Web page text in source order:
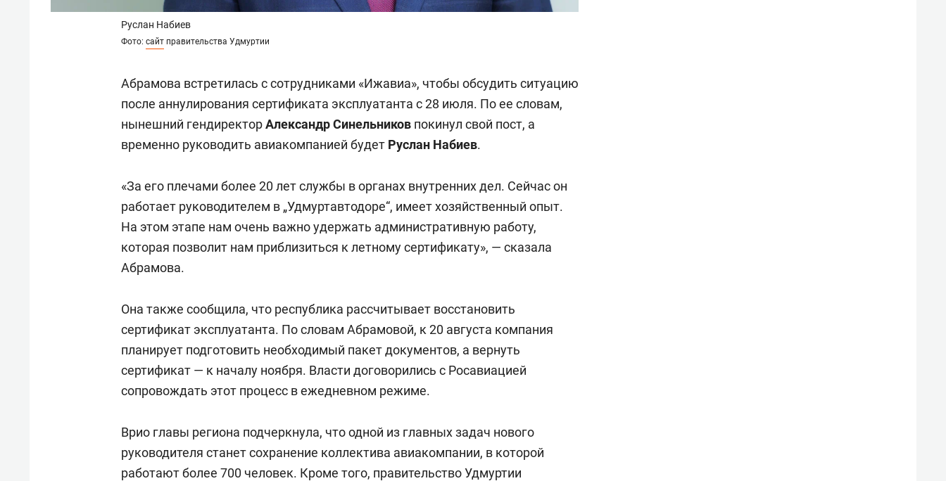
Руслан Набиев
Фото: сайт правительства Удмуртии
Абрамова встретилась с сотрудниками «Ижавиа», чтобы обсудить ситуацию
после аннулирования сертификата эксплуатанта с 28 июля. По ее словам,
нынешний гендиректорАлександр Синельников покинул свой пост, а
временно руководить авиакомпанией будет Руслан Набиев.
«За его плечами более 20 лет службы в органах внутренних дел. Сейчас он
работает руководителем в „Удмуртавтодоре“, имеет хозяйственный опыт.
На этом этапе нам очень важно удержать административную работу,
которая позволит нам приблизиться к летному сертификату», — сказала
Абрамова.
Она также сообщила, что республика рассчитывает восстановить
сертификат эксплуатанта. По словам Абрамовой, к 20 августа компания
планирует подготовить необходимый пакет документов, а вернуть
сертификат — к началу ноября. Власти договорились с Росавиацией
сопровождать этот процесс в ежедневном режиме.
Врио главы региона подчеркнула, что одной из главных задач нового
руководителя станет сохранение коллектива авиакомпании, в которой
работают более 700 человек. Кроме того, правительство Удмуртии